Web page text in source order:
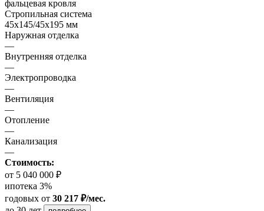
фальцевая кровля
Стропильная система
45х145/45х195 мм
Наружная отделка
—
Внутренняя отделка
—
Электропроводка
—
Вентиляция
—
Отопление
—
Канализация
—
Стоимость:
от 5 040 000 ₽
ипотека 3%
годовых от 30 217 ₽/мес.